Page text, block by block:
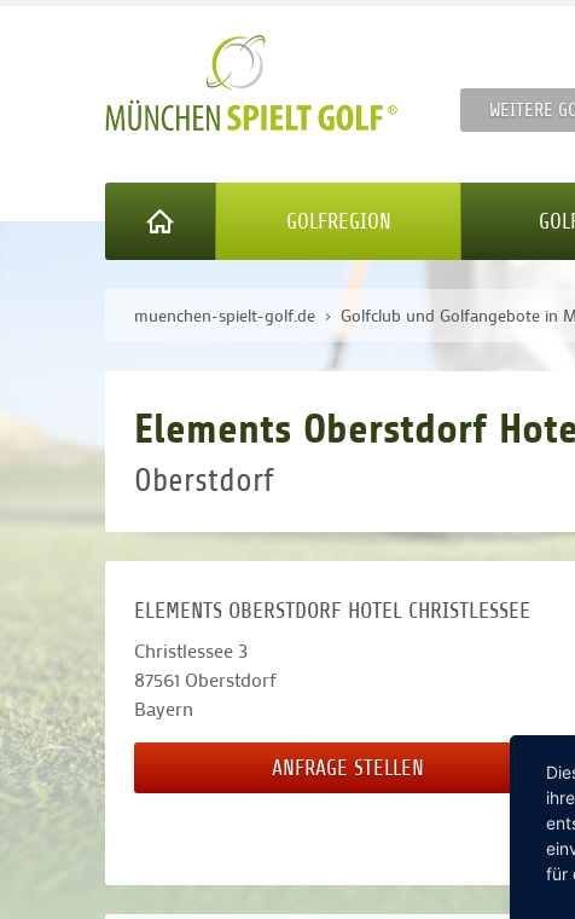
WEITERE
GOLFREGION
muenchen-spielt-golf.de Golfclub und Golfangebote in
Elements Oberstdorf
Oberstdorf
ELEMENTS OBERSTDORF HOTEL CHRISTLESSEE
Christlessee 3
87561 Oberstdorf
Bayern
ANFRAGE STELLEN
für